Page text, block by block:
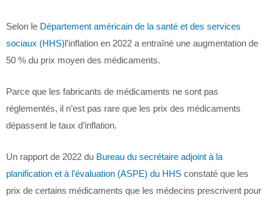
Selon le Département américain de la santé et des services
sociaux (HHS)l’inflation en 2022 a entraîné une augmentation de
50 % du prix moyen des médicaments.
Parce que les fabricants de médicaments ne sont pas
réglementés, il n’est pas rare que les prix des médicaments
dépassent le taux d’inflation.
Un rapport de 2022 du Bureau du secrétaire adjoint à la
planification et à l’évaluation (ASPE) du HHS constaté que les
prix de certains médicaments que les médecins prescrivent pour